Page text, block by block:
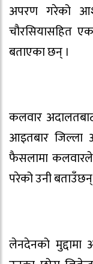
अपरण गरेको
चौरसियासहित
बताएका छन् ।
कलवार
आइतबार जिल्ला
फैसलामा कलवारले
परेको उनी
लेनदेनको मुद्दामा